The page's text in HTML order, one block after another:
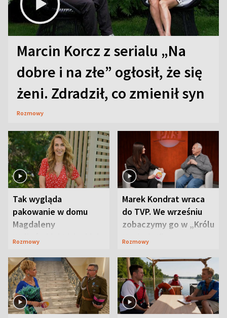
Marcin Korcz z serialu „Na
dobre i na złe” ogłosił, że się
żeni. Zdradził, co zmienił syn
Rozmowy
Tak wygląda
pakowanie w domu
Magdaleny
Waligórskiej-Lisieckiej.
Rozmowy
Marek Kondrat wraca
do TVP. We wrześniu
zobaczymy go w „Królu
Maciusiu I”
Rozmowy